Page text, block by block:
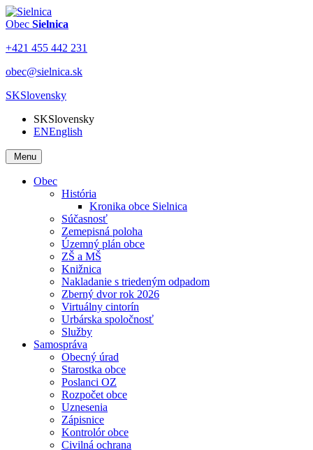
Obec Sielnica
+421 455 442 231
obec@sielnica.sk
SKSlovensky
SKSlovensky
ENEnglish
Menu
Obec
História
Kronika obce Sielnica
Súčasnosť
Zemepisná poloha
Územný plán obce
ZŠ a MŠ
Knižnica
Nakladanie s triedeným odpadom
Zberný dvor rok 2026
Virtuálny cintorín
Urbárska spoločnosť
Služby
Samospráva
Obecný úrad
Starostka obce
Poslanci OZ
Rozpočet obce
Uznesenia
Zápisnice
Kontrolór obce
Civilná ochrana